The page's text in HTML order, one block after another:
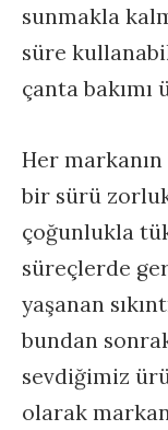
sunmakla
süre
çanta
Her
bir sürü zorluk
çoğunlukla
süreçlerde
yaşanan
bundan
sevdiğimiz
olarak